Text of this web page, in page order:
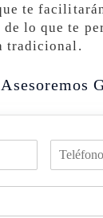
te
lo que te
tradicional.